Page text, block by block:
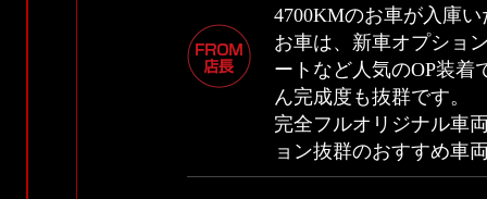
4700KMのお車が入庫
お車は、新車オプショ
ートなど人気のOP装着
ん完成度も抜群です。
完全フルオリジナル車
ョン抜群のおすすめ車